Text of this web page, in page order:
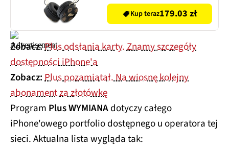
Kup teraz179.03 zł
Zobacz:Plus odsłania karty. Znamy szczegóły
dostępności iPhone'a
Zobacz:Plus pozamiatał. Na wiosnę kolejny
abonament za złotówkę
Program Plus WYMIANAdotyczy całego
iPhone'owego portfolio dostępnego u operatora tej
sieci. Aktualna lista wygląda tak: